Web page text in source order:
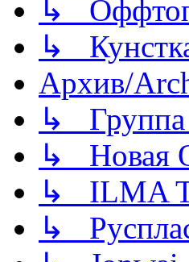
↳
↳
Архив/
↳
↳ Новая
↳ ILMA
↳